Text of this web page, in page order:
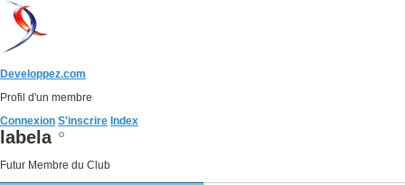
Developpez.com
Profil d'un membre
Connexion S'inscrire Index
labela
Futur Membre du Club